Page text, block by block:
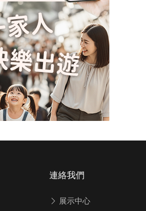
連絡我們
展示中心